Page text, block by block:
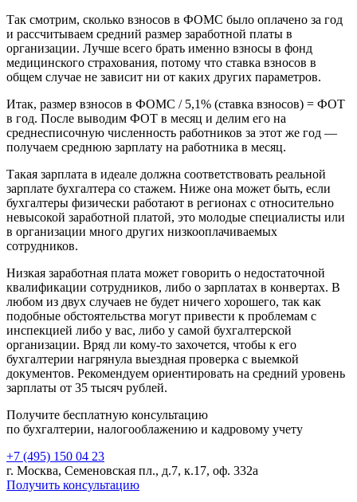
Так смотрим, сколько взносов в ФОМС было оплачено за год
и рассчитываем средний размер заработной платы в
организации. Лучше всего брать именно взносы в фонд
медицинского страхования, потому что ставка взносов в
общем случае не зависит ни от каких других параметров.
Итак, размер взносов в ФОМС / 5,1% (ставка взносов) = ФОТ
в год. После выводим ФОТ в месяц и делим его на
среднесписочную численность работников за этот же год —
получаем среднюю зарплату на работника в месяц.
Такая зарплата в идеале должна соответствовать реальной
зарплате бухгалтера со стажем. Ниже она может быть, если
бухгалтеры физически работают в регионах с относительно
невысокой заработной платой, это молодые специалисты или
в организации много других низкооплачиваемых
сотрудников.
Низкая заработная плата может говорить о недостаточной
квалификации сотрудников, либо о зарплатах в конвертах. В
любом из двух случаев не будет ничего хорошего, так как
подобные обстоятельства могут привести к проблемам с
инспекцией либо у вас, либо у самой бухгалтерской
организации. Вряд ли кому-то захочется, чтобы к его
бухгалтерии нагрянула выездная проверка с выемкой
документов. Рекомендуем ориентировать на средний уровень
зарплаты от 35 тысяч рублей.
Получите бесплатную консультацию
по бухгалтерии, налогооблажению и кадровому учету
+7 (495) 150 04 23
г. Москва, Семеновская пл., д.7, к.17, оф. 332а
Получить консультацию